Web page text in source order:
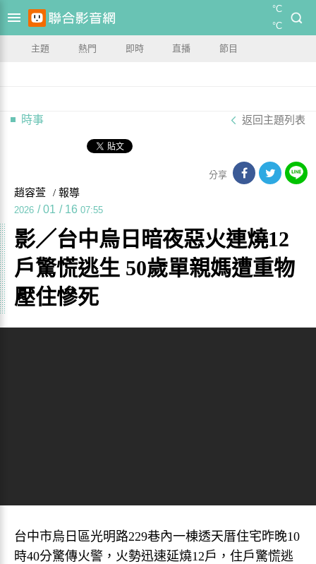
°C
°C
主題 熱門 即時 直播 節目
時事 返回主題列表
分享
趙容萱 / 報導
2026 / 01 / 16 07:55
影／台中烏日暗夜惡火連燒12
戶驚慌逃生 50歲單親媽遭重物
壓住慘死
台中市烏日區光明路229巷內一棟透天厝住宅昨晚10
時40分驚傳火警，火勢迅速延燒12戶，住戶驚慌逃